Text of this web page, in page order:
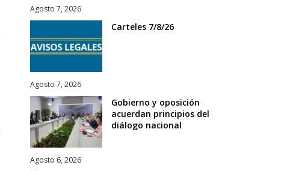
Agosto 7, 2026
Carteles 7/8/26
Agosto 7, 2026
Gobierno y oposición
acuerdan principios del
diálogo nacional
Agosto 6, 2026